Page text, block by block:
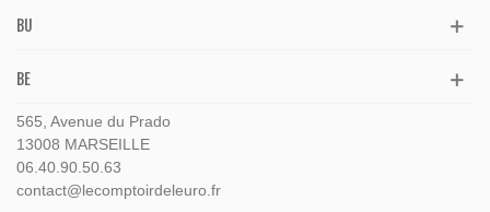
BU
BE
565, Avenue du Prado
13008 MARSEILLE
06.40.90.50.63
contact@lecomptoirdeleuro.fr